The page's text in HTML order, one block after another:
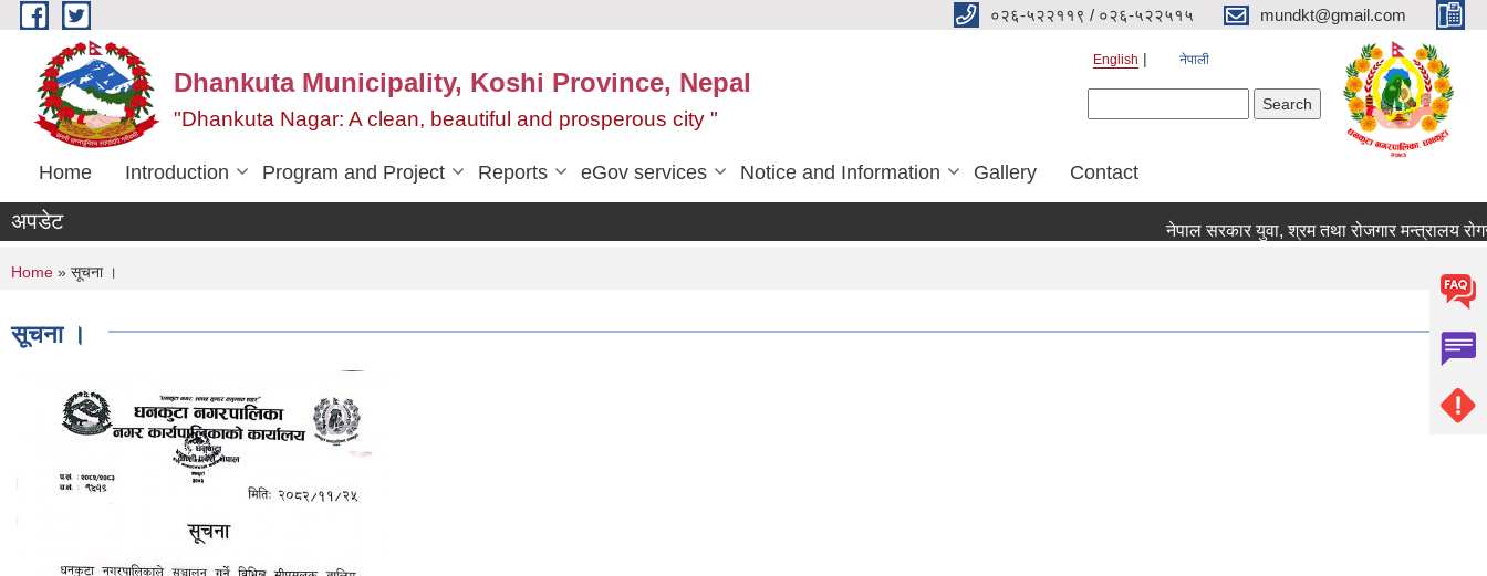
Skip to main content ०२६-५२२११९ / ०२६-५२२५१५ mundkt@gmail.com
Dhankuta Municipality, Koshi Province, Nepal
"Dhankuta Nagar: A clean, beautiful and prosperous city "
English नेपाली
Home Introduction Program and Project Reports eGov services Notice and Information Gallery Contact
अपडेट नेपाल सरकार युवा, श्रम तथा रोजगार मन्त्रालय
You are here
Home » सूचना ।
सूचना ।